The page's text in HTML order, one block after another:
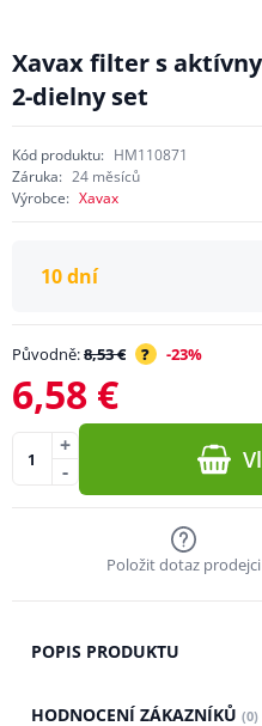
Xavax filter s
2-dielny set
Kód produktu: HM110871
Záruka: 24 měsíců
Výrobce: Xavax
10 dní
Původně:8,53 € ? -23%
6,58 €
-
+
Položit dotaz prodejci
POPIS PRODUKTU
HODNOCENÍ ZÁKAZNÍKŮ (0)